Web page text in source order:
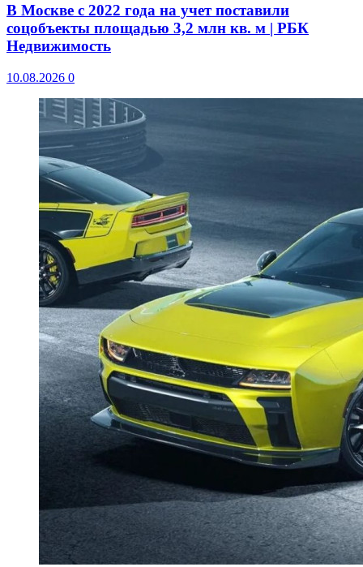
В Москве с 2022 года на учет поставили
соцобъекты площадью 3,2 млн кв. м | РБК
Недвижимость
10.08.2026 0